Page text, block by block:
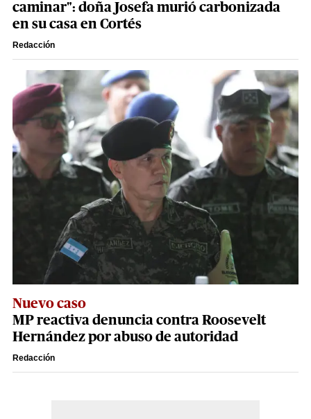
caminar": doña Josefa murió carbonizada
en su casa en Cortés
Redacción
Nuevo caso
MP reactiva denuncia contra Roosevelt
Hernández por abuso de autoridad
Redacción